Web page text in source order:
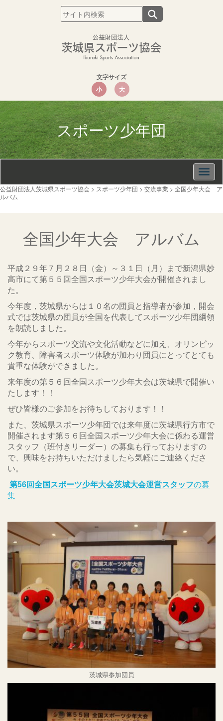
文字サイズ
小
大
スポーツ少年団
公益財団法人茨城県スポーツ協会 > スポーツ少年団 > 交流事業 > 全国少年大会 ア
ルバム
全国少年大会 アルバム
平成２９年７月２８日（金）～３１日（月）まで新潟県妙
高市にて第５５回全国スポーツ少年大会が開催されまし
た。
今年度，茨城県からは１０名の団員と指導者が参加，開会
式では茨城県の団員が全国を代表してスポーツ少年団綱領
を朗読しました。
今年からスポーツ交流や文化活動などに加え、オリンピッ
ク教育、障害者スポーツ体験が加わり団員にとってとても
貴重な体験ができました。
来年度の第５６回全国スポーツ少年大会は茨城県で開催い
たします！！
ぜひ皆様のご参加をお待ちしております！！
また、茨城県スポーツ少年団では来年度に茨城県行方市で
開催されます第５６回全国スポーツ少年大会に係わる運営
スタッフ（班付きリーダー）の募集も行っておりますの
で、興味をお持ちいただけましたら気軽にご連絡くださ
い。
第56回全国スポーツ少年大会茨城大会運営スタッフの募
集
茨城県参加団員